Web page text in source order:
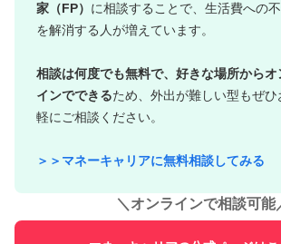
家（FP） に相談することで、生活費への
を解消する人が増えています。
相談は何度でも無料で、好きな場所からオ
インでできるため、外出が難しい型もぜひ
軽にご相談ください。
＞＞マネーキャリアに無料相談してみる
＼ オンラインで相談可能